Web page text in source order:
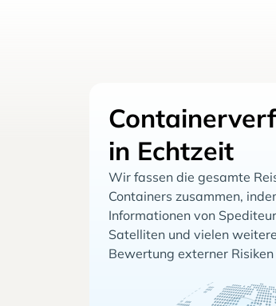
in Echtzeit
Wir fassen die gesamte
Containers zusammen,
Informationen von
Satelliten und vielen
Bewertung externer